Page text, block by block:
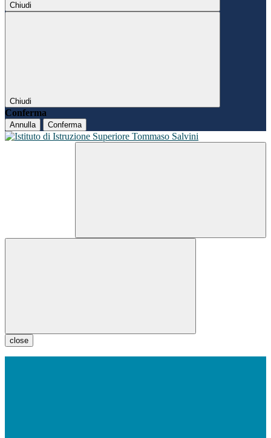
Chiudi
Chiudi
Conferma
Annulla Conferma
close